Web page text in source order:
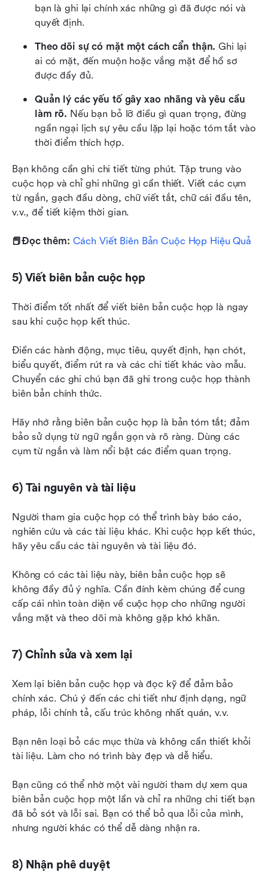
bạn là ghi lại chính xác những gì đã được nói và
quyết định.
Theo dõi sự có mặt một cách cẩn thận. Ghi lại
ai có mặt, đến muộn hoặc vắng mặt để hồ sơ
được đầy đủ.
Quản lý các yếu tố gây xao nhãng và yêu cầu
làm rõ. Nếu bạn bỏ lỡ điều gì quan trọng, đừng
ngần ngại lịch sự yêu cầu lặp lại hoặc tóm tắt vào
thời điểm thích hợp.
Bạn không cần ghi chi tiết từng phút. Tập trung vào
cuộc họp và chỉ ghi những gì cần thiết. Viết các cụm
từ ngắn, gạch đầu dòng, chữ viết tắt, chữ cái đầu tên,
v.v., để tiết kiệm thời gian.
📕Đọc thêm: Cách Viết Biên Bản Cuộc Họp Hiệu Quả
5) Viết biên bản cuộc họp
Thời điểm tốt nhất để viết biên bản cuộc họp là ngay
sau khi cuộc họp kết thúc.
Điền các hành động, mục tiêu, quyết định, hạn chót,
biểu quyết, điểm rút ra và các chi tiết khác vào mẫu.
Chuyển các ghi chú bạn đã ghi trong cuộc họp thành
biên bản chính thức.
Hãy nhớ rằng biên bản cuộc họp là bản tóm tắt; đảm
bảo sử dụng từ ngữ ngắn gọn và rõ ràng. Dùng các
cụm từ ngắn và làm nổi bật các điểm quan trọng.
6) Tài nguyên và tài liệu
Người tham gia cuộc họp có thể trình bày báo cáo,
nghiên cứu và các tài liệu khác. Khi cuộc họp kết thúc,
hãy yêu cầu các tài nguyên và tài liệu đó.
Không có các tài liệu này, biên bản cuộc họp sẽ
không đầy đủ ý nghĩa. Cần đính kèm chúng để cung
cấp cái nhìn toàn diện về cuộc họp cho những người
vắng mặt và theo dõi mà không gặp khó khăn.
7) Chỉnh sửa và xem lại
Xem lại biên bản cuộc họp và đọc kỹ để đảm bảo
chính xác. Chú ý đến các chi tiết như định dạng, ngữ
pháp, lỗi chính tả, cấu trúc không nhất quán, v.v.
Bạn nên loại bỏ các mục thừa và không cần thiết khỏi
tài liệu. Làm cho nó trình bày đẹp và dễ hiểu.
Bạn cũng có thể nhờ một vài người tham dự xem qua
biên bản cuộc họp một lần và chỉ ra những chi tiết bạn
đã bỏ sót và lỗi sai. Bạn có thể bỏ qua lỗi của mình,
nhưng người khác có thể dễ dàng nhận ra.
8) Nhận phê duyệt